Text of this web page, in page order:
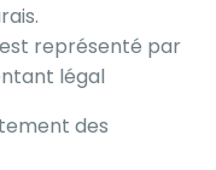
est représenté par
légal
des